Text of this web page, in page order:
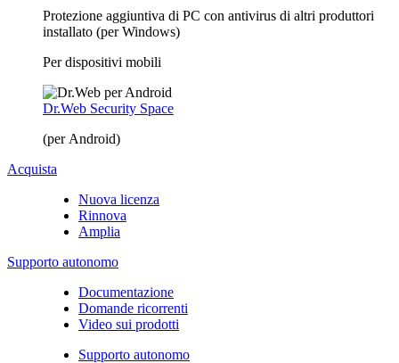
Protezione aggiuntiva di PC con antivirus di altri produttori
installato (per Windows)
Per dispositivi mobili
Dr.Web Security Space
(per Android)
Acquista
Nuova licenza
Rinnova
Amplia
Supporto autonomo
Documentazione
Domande ricorrenti
Video sui prodotti
Supporto autonomo